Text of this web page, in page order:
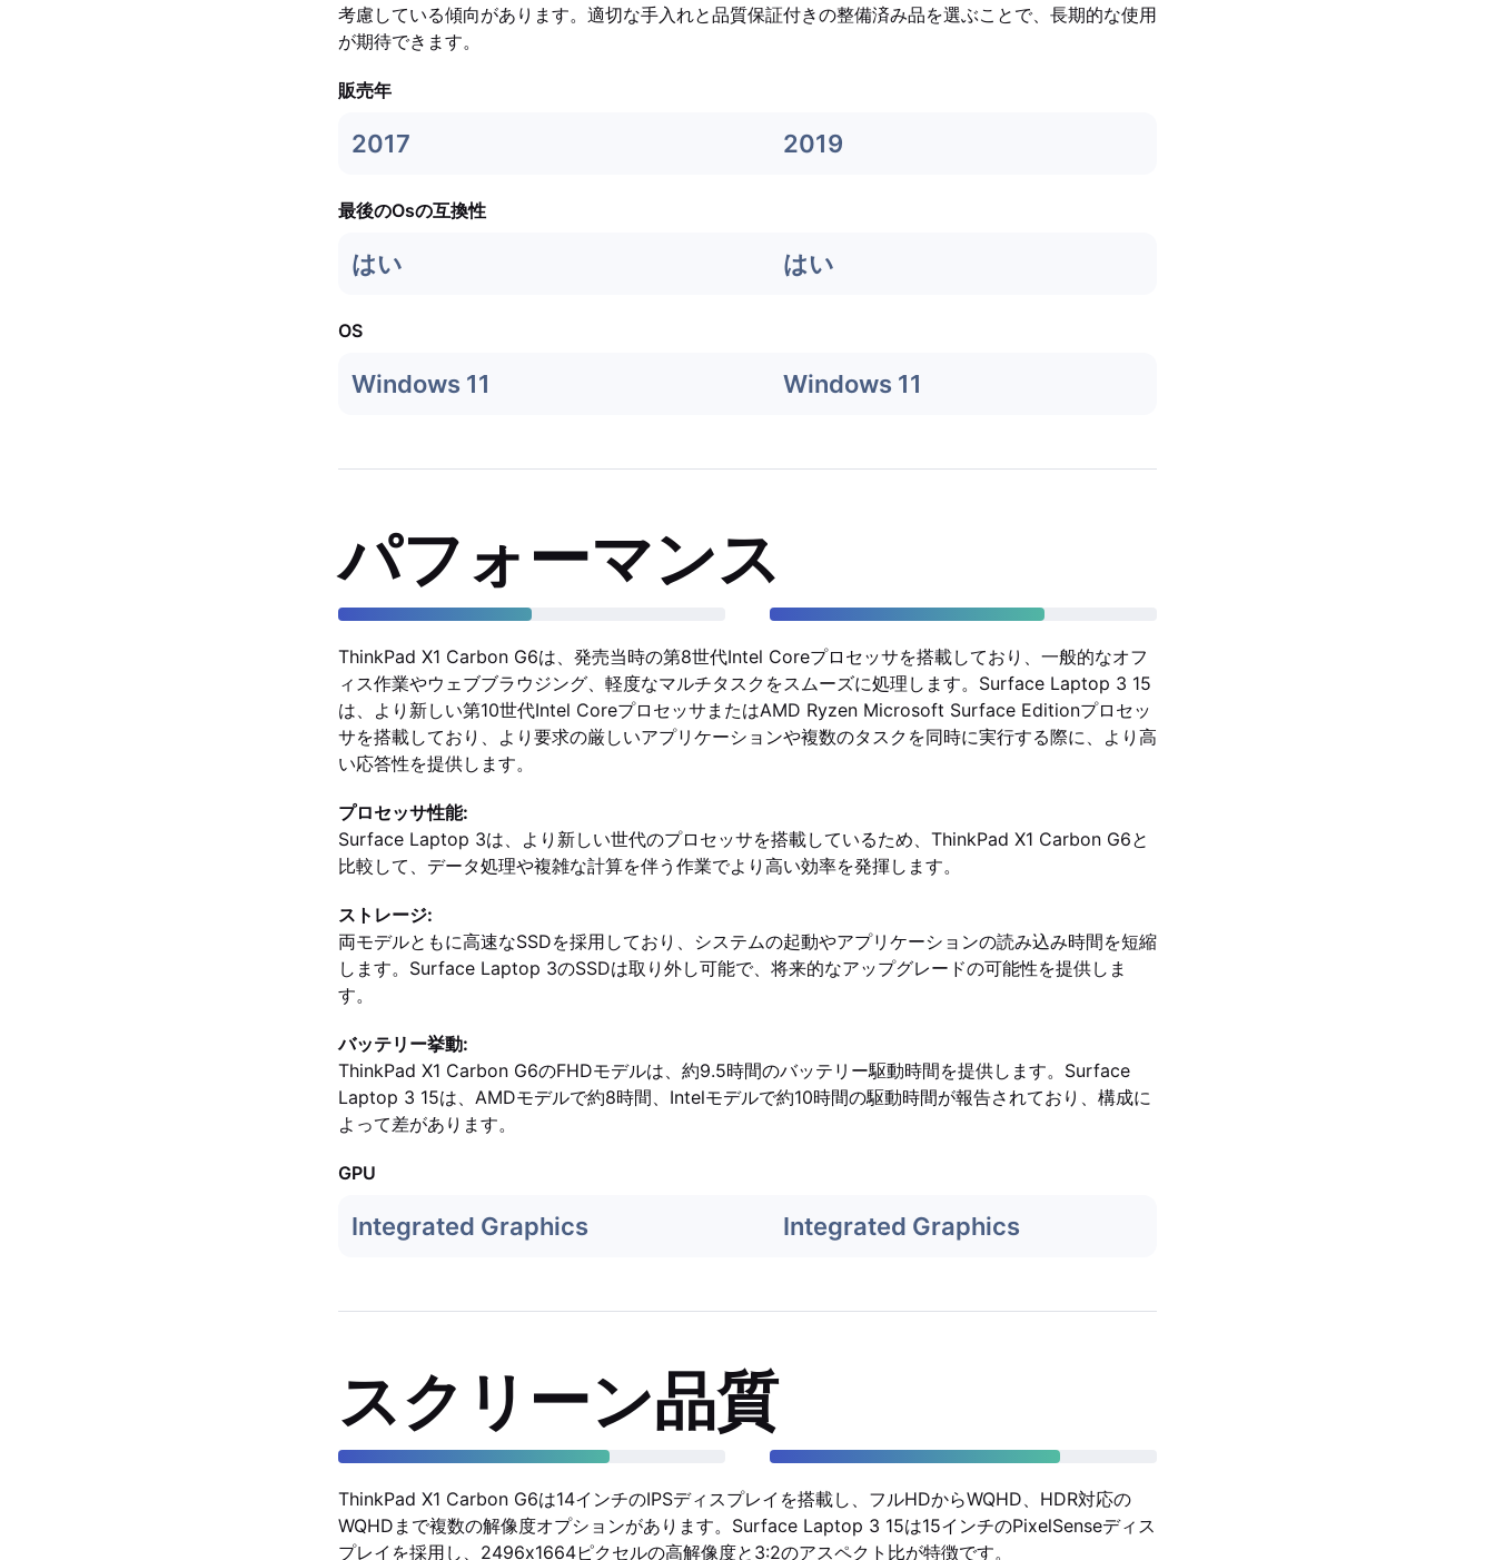
考慮している傾向があります。適切な手入れと品質保証付きの整備済み品を選ぶことで、長期的な使用
が期待できます。
販売年
2017 2019
最後のOsの互換性
はい はい
OS
Windows 11 Windows 11
パフォーマンス
ThinkPad X1 Carbon G6は、発売当時の第8世代Intel Coreプロセッサを搭載しており、一般的なオフ
ィス作業やウェブブラウジング、軽度なマルチタスクをスムーズに処理します。Surface Laptop 3 15
は、より新しい第10世代Intel CoreプロセッサまたはAMD Ryzen Microsoft Surface Editionプロセッ
サを搭載しており、より要求の厳しいアプリケーションや複数のタスクを同時に実行する際に、より高
い応答性を提供します。
プロセッサ性能:
Surface Laptop 3は、より新しい世代のプロセッサを搭載しているため、ThinkPad X1 Carbon G6と
比較して、データ処理や複雑な計算を伴う作業でより高い効率を発揮します。
ストレージ:
両モデルともに高速なSSDを採用しており、システムの起動やアプリケーションの読み込み時間を短縮
します。Surface Laptop 3のSSDは取り外し可能で、将来的なアップグレードの可能性を提供しま
す。
バッテリー挙動:
ThinkPad X1 Carbon G6のFHDモデルは、約9.5時間のバッテリー駆動時間を提供します。Surface
Laptop 3 15は、AMDモデルで約8時間、Intelモデルで約10時間の駆動時間が報告されており、構成に
よって差があります。
GPU
Integrated Graphics Integrated Graphics
スクリーン品質
ThinkPad X1 Carbon G6は14インチのIPSディスプレイを搭載し、フルHDからWQHD、HDR対応の
WQHDまで複数の解像度オプションがあります。Surface Laptop 3 15は15インチのPixelSenseディス
プレイを採用し、2496x1664ピクセルの高解像度と3:2のアスペクト比が特徴です。